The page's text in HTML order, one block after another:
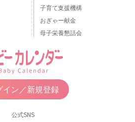
子育て支援機構
おぎゃー献金
母子栄養懇話会
イン／新規登録
公式SNS